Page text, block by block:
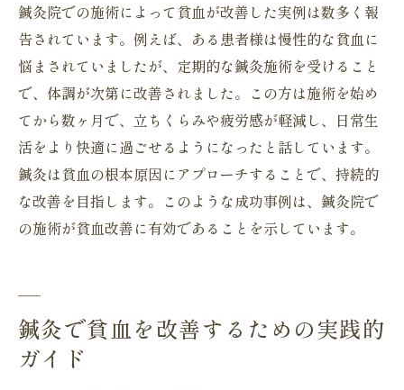
鍼灸院での施術によって貧血が改善した実例は数多く報
告されています。例えば、ある患者様は慢性的な貧血に
悩まされていましたが、定期的な鍼灸施術を受けること
で、体調が次第に改善されました。この方は施術を始め
てから数ヶ月で、立ちくらみや疲労感が軽減し、日常生
活をより快適に過ごせるようになったと話しています。
鍼灸は貧血の根本原因にアプローチすることで、持続的
な改善を目指します。このような成功事例は、鍼灸院で
の施術が貧血改善に有効であることを示しています。
鍼灸で貧血を改善するための実践的
ガイド